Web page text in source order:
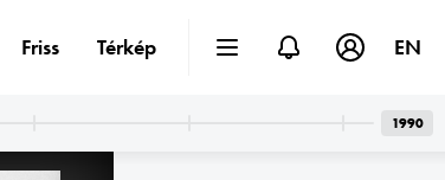
Friss Térkép EN
1990